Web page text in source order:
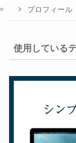
プロフィール
使用している